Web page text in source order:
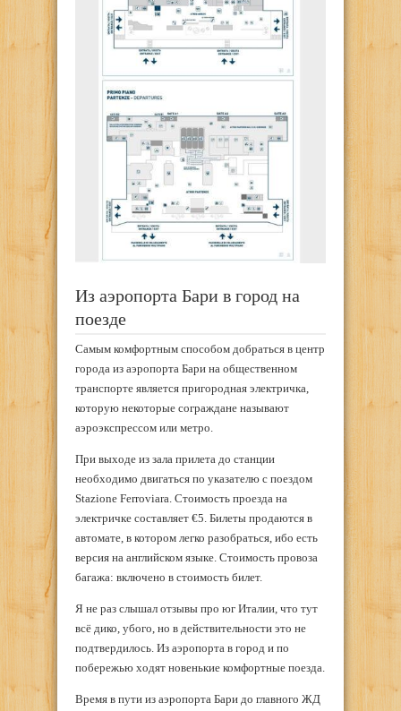
Из аэропорта Бари в город на
поезде
Самым комфортным способом добраться в центр
города из аэропорта Бари на общественном
транспорте является пригородная электричка,
которую некоторые сограждане называют
аэроэкспрессом или метро.
При выходе из зала прилета до станции
необходимо двигаться по указателю с поездом
Stazione Ferroviara. Стоимость проезда на
электричке составляет €5. Билеты продаются в
автомате, в котором легко разобраться, ибо есть
версия на английском языке. Стоимость провоза
багажа: включено в стоимость билет.
Я не раз слышал отзывы про юг Италии, что тут
всё дико, убого, но в действительности это не
подтвердилось. Из аэропорта в город и по
побережью ходят новенькие комфортные поезда.
Время в пути из аэропорта Бари до главного ЖД